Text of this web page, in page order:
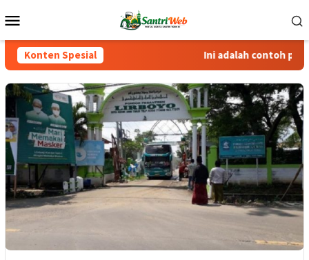
ke
kontenMobile
Konten Spesial Ini adalah contoh